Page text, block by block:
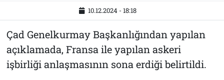
10.12.2024 - 18:18
Çad Genelkurmay Başkanlığından yapılan
açıklamada, Fransa ile yapılan askeri
işbirliği anlaşmasının sona erdiği belirtildi.